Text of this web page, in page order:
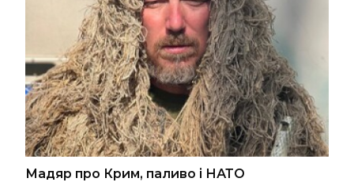
Мадяр про Крим, паливо і НАТО